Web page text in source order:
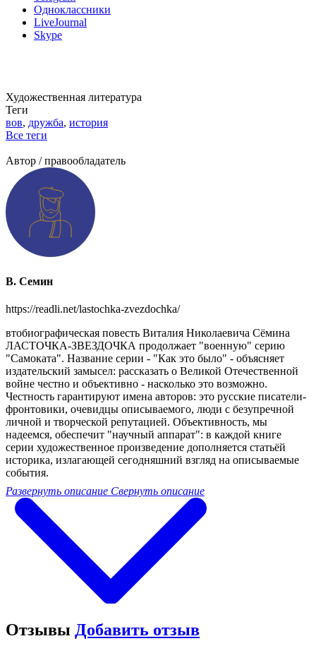
Одноклассники
LiveJournal
Skype
Художественная литература
Теги
вов, дружба, история
Все теги
Автор / правообладатель
В. Семин
https://readli.net/lastochka-zvezdochka/
втобиографическая повесть Виталия Николаевича Сёмина
ЛАСТОЧКА-ЗВЕЗДОЧКА продолжает "военную" серию
"Само­ката". Название серии - "Как это было" - объясняет
издательский замысел: рассказать о Великой Отечественной
войне честно и объек­тивно - насколько это возможно.
Честность гарантируют имена ав­торов: это русские писатели-
фронтовики, очевидцы описываемого, люди с безупречной
личной и творческой репутацией. Объектив­ность, мы
надеемся, обеспечит "научный аппарат": в каждой книге
серии художественное произведение дополняется статьёй
историка, излагающей сегодняшний взгляд на описываемые
события.
Развернуть описание Свернуть описание
Отзывы Добавить отзыв